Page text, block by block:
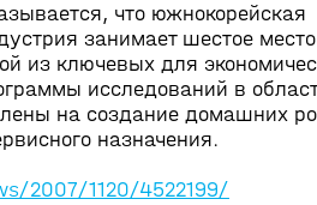
что южнокорейская
занимает шестое
из ключевых для
исследований в
на создание домашних
назначения.
2007/1120/4522199/